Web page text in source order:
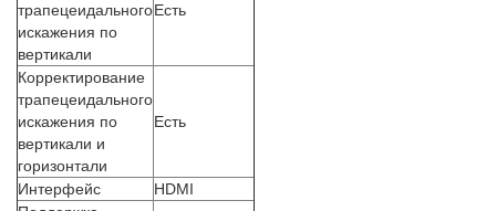
трапецеидального
искажения по
вертикали
Есть
Корректирование
трапецеидального
искажения по
вертикали и
горизонтали
Есть
Интерфейс
HDMI